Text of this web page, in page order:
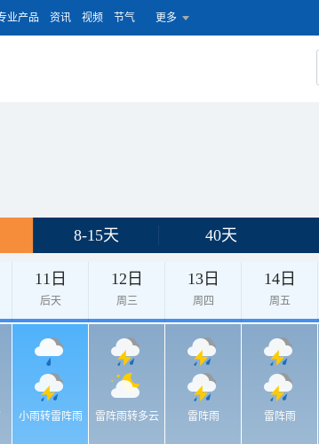
业产品 资讯 视频 节气 更多
8-15天 40天
11日
后天
12日
周三
13日
周四
14日
周五
小雨转雷阵雨 雷阵雨转多云 雷阵雨 雷阵雨